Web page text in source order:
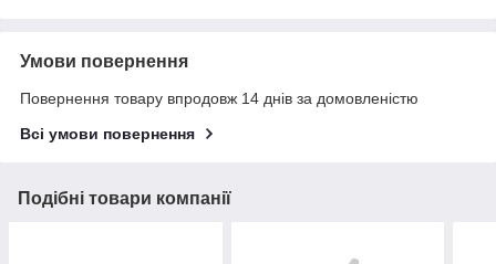
Умови повернення
Повернення товару впродовж 14 днів за домовленістю
Всі умови повернення
Подібні товари компанії